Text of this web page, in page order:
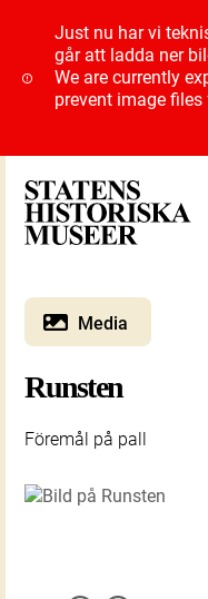
Just nu har vi
går att ladda ner
We are currently
prevent image
Media
Runsten
Föremål på pall